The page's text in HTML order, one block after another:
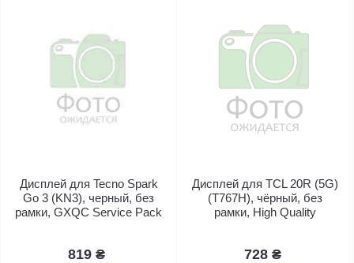
Дисплей для Tecno Spark
Go 3 (KN3), черный, без
рамки, GXQC Service Pack
819 ₴
Дисплей для TCL 20R (5G)
(T767H), чёрный, без
рамки, High Quality
728 ₴